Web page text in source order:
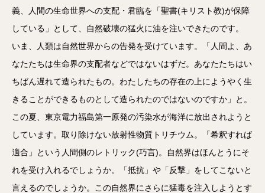
義、人間の生命世界への支配・君臨を「聖書(キリスト教)が保障
している」として、自然破壊の猛火に油を注いできたのです。
いま、人類は自然世界からの告発を受けています。「人間よ、あ
なたたちは生命界の支配者などではないはずだ。あなたたちはい
ちばん遅れて造られたもの。わたしたちの存在の上にようやく生
きることができるものとして造られたのではないのですか」と。
この夏、東京電力福島第一原発の汚染水が海洋に放出されようと
しています。取り除けない放射性物質トリチウム。「希釈すれば
適合」という人間側のレトリック(巧言)。自然界はほんとうにそ
れを受け入れるでしょうか。「抵抗」や「反撃」をしてこないと
言えるのでしょうか。この自然界にさらに猛毒を注入しようとす